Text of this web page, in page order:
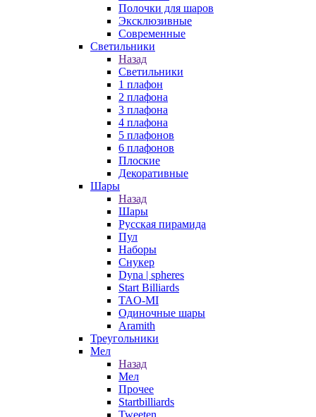
Полочки для шаров
Эксклюзивные
Современные
Светильники
Назад
Светильники
1 плафон
2 плафона
3 плафона
4 плафона
5 плафонов
6 плафонов
Плоские
Декоративные
Шары
Назад
Шары
Русская пирамида
Пул
Наборы
Снукер
Dyna | spheres
Start Billiards
TAO-MI
Одиночные шары
Aramith
Треугольники
Мел
Назад
Мел
Прочее
Startbilliards
Tweeten